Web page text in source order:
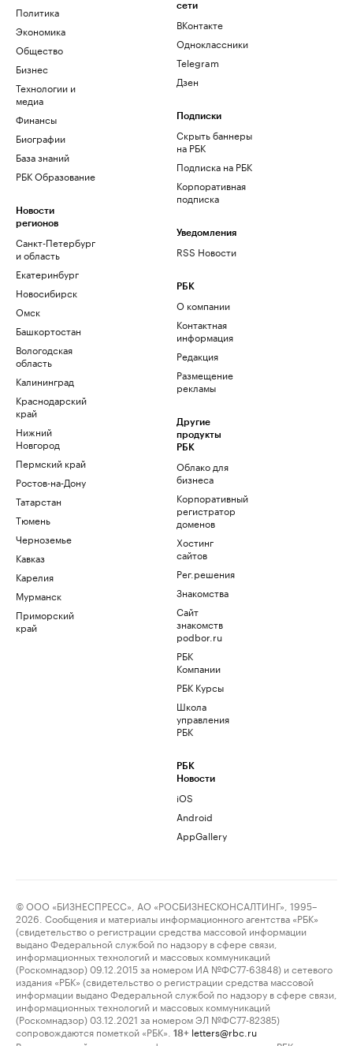
Политика
Экономика
Общество
Бизнес
Технологии и
медиа
Финансы
Биографии
База знаний
РБК Образование
Новости
регионов
Санкт-Петербург
и область
Екатеринбург
Новосибирск
Омск
Башкортостан
Вологодская
область
Калининград
Краснодарский
край
Нижний
Новгород
Пермский край
Ростов-на-Дону
Татарстан
Тюмень
Черноземье
Кавказ
Карелия
Мурманск
Приморский
край
сети
ВКонтакте
Одноклассники
Telegram
Дзен
Подписки
Скрыть баннеры
на РБК
Подписка на РБК
Корпоративная
подписка
Уведомления
RSS Новости
РБК
О компании
Контактная
информация
Редакция
Размещение
рекламы
Другие
продукты
РБК
Облако для
бизнеса
Корпоративный
регистратор
доменов
Хостинг
сайтов
Рег.решения
Знакомства
Сайт
знакомств
podbor.ru
РБК
Компании
РБК Курсы
Школа
управления
РБК
РБК
Новости
iOS
Android
AppGallery
© ООО «БИЗНЕСПРЕСС», АО «РОСБИЗНЕСКОНСАЛТИНГ», 1995–
2026. Сообщения и материалы информационного агентства «РБК»
(свидетельство о регистрации средства массовой информации
выдано Федеральной службой по надзору в сфере связи,
информационных технологий и массовых коммуникаций
(Роскомнадзор) 09.12.2015 за номером ИА №ФС77-63848) и сетевого
издания «РБК» (свидетельство о регистрации средства массовой
информации выдано Федеральной службой по надзору в сфере связи,
информационных технологий и массовых коммуникаций
(Роскомнадзор) 03.12.2021 за номером ЭЛ №ФС77-82385)
сопровождаются пометкой «РБК».
18+ letters@rbc.ru